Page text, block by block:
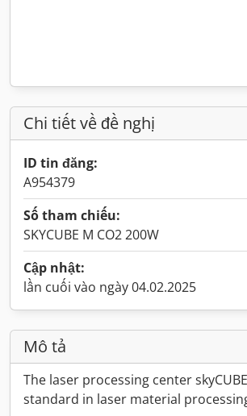
Chi tiết về đề nghị
ID tin đăng:
A954379
Số tham chiếu:
SKYCUBE M CO2 200W
Cập nhật:
lần cuối vào ngày 04.02.2025
Mô tả
The laser processing center
standard in laser material